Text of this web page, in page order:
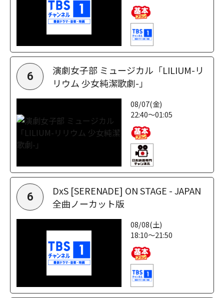
6
演劇女子部 ミュージカル「LILIUM-リ
リウム 少女純潔歌劇-」
08/07(金)
22:40～01:05
6
DxS [SERENADE] ON STAGE - JAPAN
全曲ノーカット版
08/08(土)
18:10～21:50